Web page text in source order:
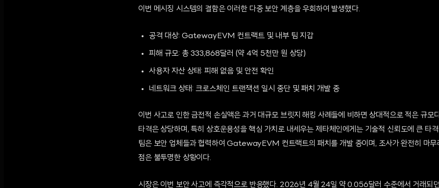
이번 메시징 시스템의 결함은 이러한 다중 보안 계층을 우회하여 발생했다.
공격 대상: GatewayEVM 컨트랙트 및 내부 팀 지갑
피해 규모: 총 333,868달러 (약 4억 5천만 원 상당)
사용자 자산 상태: 피해 없음 및 안전 확인
네트워크 상태: 크로스체인 트랜잭션 일시 중단 및 패치 개발 중
이번 사고로 인한 금전적 손실액은 과거 대규모 브릿지 해킹 사례들에 비하면 상대적으로 적은 규모
타격은 상당하며, 특히 상호운용성을 핵심 가치로 내세우는 제타체인에게는 기술적 신뢰도에 큰 타
팀은 보안 업체들과 협력하여 GatewayEVM 컨트랙트의 패치를 개발 중이며, 조사가 완전히 마무
점은 불투명한 상황이다.
시장은 이번 보안 사고에 즉각적으로 반응했다. 2026년 4월 24일 약 0.056달러 수준에서 거래되